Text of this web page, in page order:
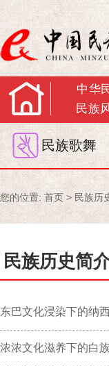
中华
民族
民族歌舞
您的位置: 首页 > 民族历
民族历史简
东巴文化浸染下的纳
浓浓文化滋养下的白